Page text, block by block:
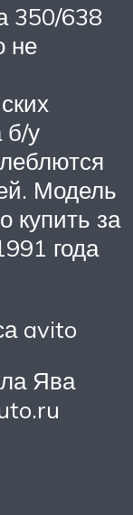
350/638
не
б/у
Модель
купить за
года
avito
Ява